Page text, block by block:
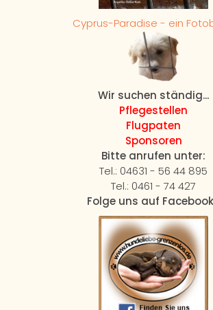
Cyprus-Paradise - ein
Wir suchen ständig...
Pflegestellen
Flugpaten
Sponsoren
Bitte anrufen unter:
Tel.: 04631 - 56 44 895
Tel.: 0461 - 74 427
Folge uns auf